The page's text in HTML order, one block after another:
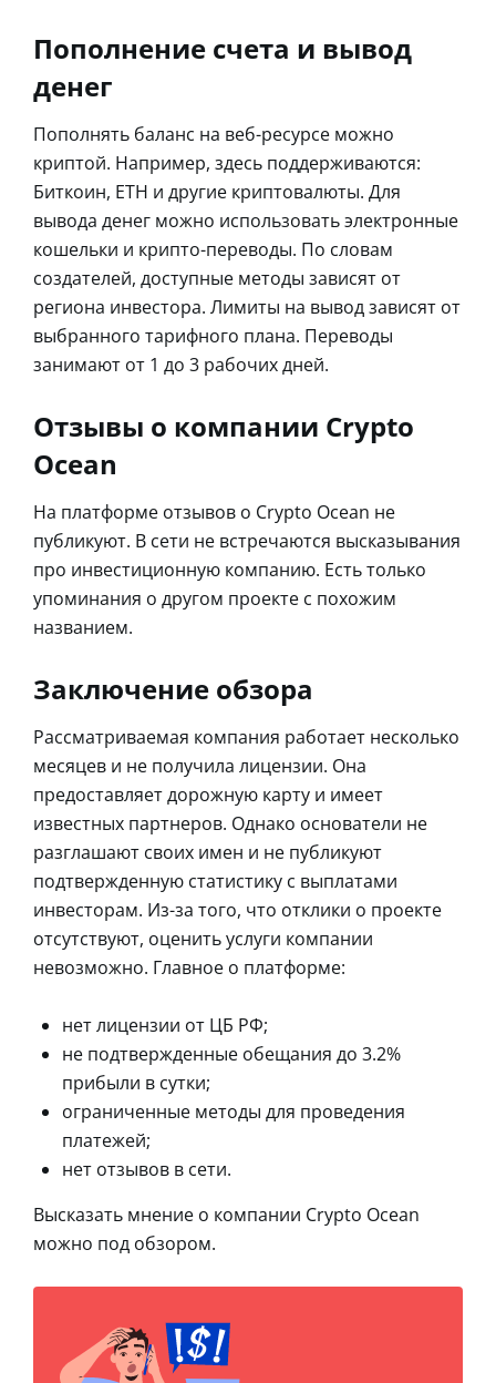
Пополнение счета и вывод
денег
Пополнять баланс на веб-ресурсе можно
криптой. Например, здесь поддерживаются:
Биткоин, ETH и другие криптовалюты. Для
вывода денег можно использовать электронные
кошельки и крипто-переводы. По словам
создателей, доступные методы зависят от
региона инвестора. Лимиты на вывод зависят от
выбранного тарифного плана. Переводы
занимают от 1 до 3 рабочих дней.
Отзывы о компании Crypto
Ocean
На платформе отзывов о Crypto Ocean не
публикуют. В сети не встречаются высказывания
про инвестиционную компанию. Есть только
упоминания о другом проекте с похожим
названием.
Заключение обзора
Рассматриваемая компания работает несколько
месяцев и не получила лицензии. Она
предоставляет дорожную карту и имеет
известных партнеров. Однако основатели не
разглашают своих имен и не публикуют
подтвержденную статистику с выплатами
инвесторам. Из-за того, что отклики о проекте
отсутствуют, оценить услуги компании
невозможно. Главное о платформе:
нет лицензии от ЦБ РФ;
не подтвержденные обещания до 3.2%
прибыли в сутки;
ограниченные методы для проведения
платежей;
нет отзывов в сети.
Высказать мнение о компании Crypto Ocean
можно под обзором.